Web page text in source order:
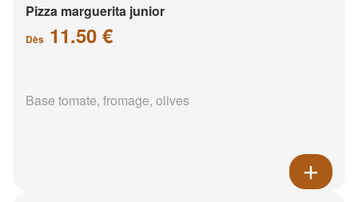
Pizza marguerita junior
Dès 11.50 €
Base tomate, fromage, olives